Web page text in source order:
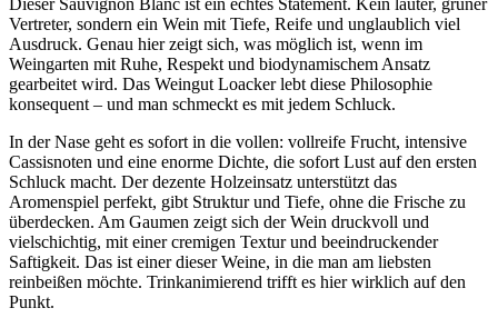
Vertreter, sondern ein Wein mit Tiefe, Reife und unglaublich viel
Ausdruck. Genau hier zeigt sich, was möglich ist, wenn im
Weingarten mit Ruhe, Respekt und biodynamischem Ansatz
gearbeitet wird. Das Weingut Loacker lebt diese Philosophie
konsequent – und man schmeckt es mit jedem Schluck.
In der Nase geht es sofort in die vollen: vollreife Frucht, intensive
Cassisnoten und eine enorme Dichte, die sofort Lust auf den ersten
Schluck macht. Der dezente Holzeinsatz unterstützt das
Aromenspiel perfekt, gibt Struktur und Tiefe, ohne die Frische zu
überdecken. Am Gaumen zeigt sich der Wein druckvoll und
vielschichtig, mit einer cremigen Textur und beeindruckender
Saftigkeit. Das ist einer dieser Weine, in die man am liebsten
reinbeißen möchte. Trinkanimierend trifft es hier wirklich auf den
Punkt.